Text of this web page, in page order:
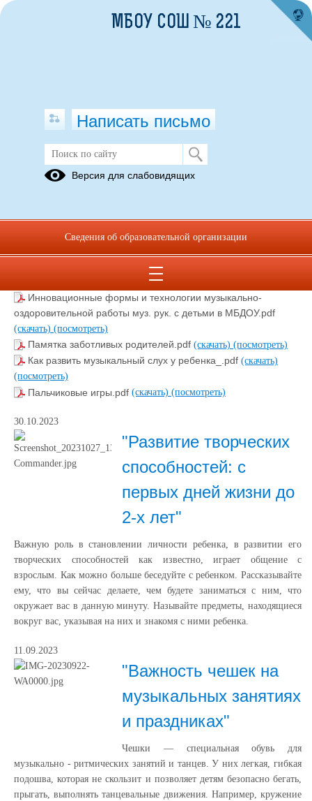
Консультации музыкального
руководителя
Как поддержать интерес ребенка к музыке_ (1).pdf
Инновационные формы и технологии музыкально-
оздоровительной работы муз. рук. с детьми в МБДОУ.pdf
(скачать) (посмотреть)
Памятка заботливых родителей.pdf (скачать) (посмотреть)
Как развить музыкальный слух у ребенка_.pdf (скачать)
(посмотреть)
Пальчиковые игры.pdf (скачать) (посмотреть)
30.10.2023
"Развитие творческих
способностей: с
первых дней жизни до
2-х лет"
Важную роль в становлении личности ребенка, в развитии его
творческих способностей как известно, играет общение с
взрослым. Как можно больше беседуйте с ребенком. Рассказывайте
ему, что вы сейчас делаете, чем будете заниматься с ним, что
окружает вас в данную минуту. Называйте предметы, находящиеся
вокруг вас, указывая на них и знакомя с ними ребенка.
11.09.2023
"Важность чешек на
музыкальных занятиях
и праздниках"
Чешки — специальная обувь для
музыкально - ритмических занятий и танцев. У них легкая, гибкая
подошва, которая не скользит и позволяет детям безопасно бегать,
прыгать, выполнять танцевальные движения. Например, кружение
МБОУ СОШ № 221
Написать письмо
Версия для слабовидящих
Сведения об образовательной организации